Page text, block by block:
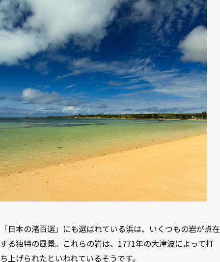
「日本の渚百選」にも選ばれている浜は、いくつもの岩が点在
する独特の風景。これらの岩は、1771年の大津波によって打
ち上げられたといわれているそうです。